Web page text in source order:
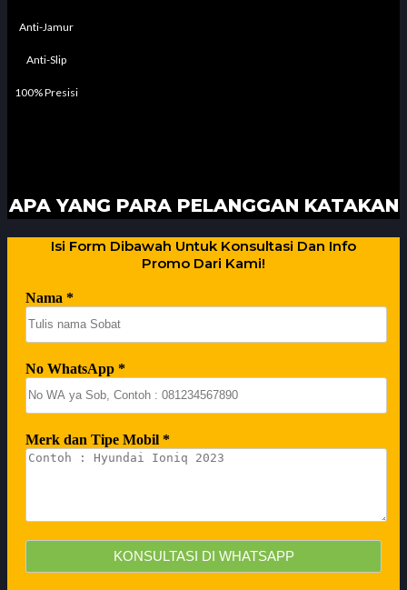
Anti-Jamur
Anti-Slip
100% Presisi
APA YANG PARA PELANGGAN KATAKAN
Isi Form Dibawah Untuk Konsultasi Dan Info
Promo Dari Kami!
Nama *
No WhatsApp *
Merk dan Tipe Mobil *